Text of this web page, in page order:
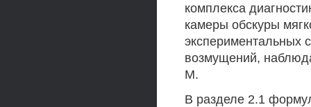
комплекса
камеры обскуры
экспериментальных
возмущений,
М.
В разделе 2.1